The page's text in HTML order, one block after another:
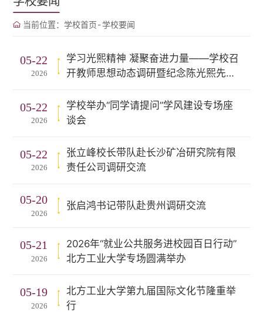
当前位置： 学校首页-学校要闻
05-22
2026
学习光熙精神 凝聚奋进力量——学校召
开教师思想动态调研暨纪念陈光熙先生
05-22
2026
学校举办“同学请提问”学风建设专场座
谈会
05-22
2026
张立峰校长带队赴长沙矿冶研究院有限
责任公司调研交流
05-20
2026
张启鸿书记带队赴贵州调研交流
05-21
2026
2026年“就业公共服务进校园百日行动”
北方工业大学专场圆满举办
05-19
2026
北方工业大学第九届国际文化节隆重举
行